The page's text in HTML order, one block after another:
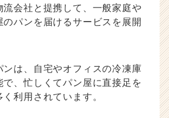
流会社と提携して、一般家庭や
のパンを届けるサービスを展開
ンは、自宅やオフィスの冷凍庫
で、忙しくてパン屋に直接足を
利用されています。